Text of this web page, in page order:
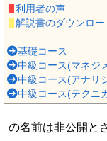
利用者の声
解説書のダウンロー
基礎コース
中級コース(マネジ
中級コース(アナリ
中級コース(テクニ
の名前は非公開と